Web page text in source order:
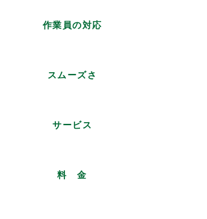
作業員の対応
スムーズさ
サービス
料 金